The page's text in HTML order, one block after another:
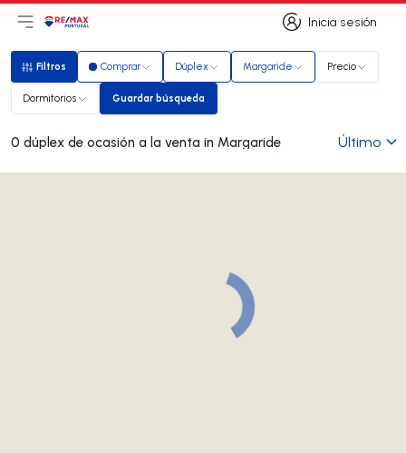
Inicia sesión
Inicia sesión
Abrir el menú principal
Logotipo
Filtros
Filtros Comprar Dúplex Margaride Precio
Dormitorios Guardar búsqueda
Guardar búsqueda
0 dúplex de ocasión a la venta in Margaride Último